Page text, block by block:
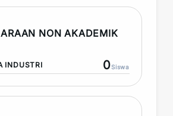
NON AKADEMIK
INDUSTRI 0Siswa